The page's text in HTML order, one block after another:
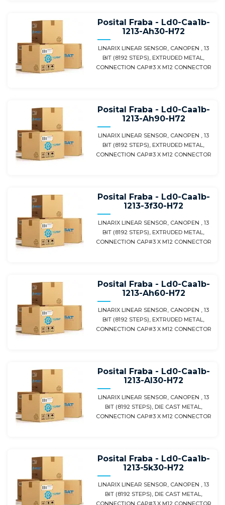
Posital Fraba - Ld0-Caa1b-
1213-Ah30-H72
LINARIX LINEAR SENSOR, CANOPEN , 13
BIT (8192 STEPS), EXTRUDED METAL,
CONNECTION CAP#3 X M12 CONNECTOR
Posital Fraba - Ld0-Caa1b-
1213-Ah90-H72
LINARIX LINEAR SENSOR, CANOPEN , 13
BIT (8192 STEPS), EXTRUDED METAL,
CONNECTION CAP#3 X M12 CONNECTOR
Posital Fraba - Ld0-Caa1b-
1213-3f30-H72
LINARIX LINEAR SENSOR, CANOPEN , 13
BIT (8192 STEPS), EXTRUDED METAL,
CONNECTION CAP#3 X M12 CONNECTOR
Posital Fraba - Ld0-Caa1b-
1213-Ah60-H72
LINARIX LINEAR SENSOR, CANOPEN , 13
BIT (8192 STEPS), EXTRUDED METAL,
CONNECTION CAP#3 X M12 CONNECTOR
Posital Fraba - Ld0-Caa1b-
1213-Al30-H72
LINARIX LINEAR SENSOR, CANOPEN , 13
BIT (8192 STEPS), DIE CAST METAL,
CONNECTION CAP#3 X M12 CONNECTOR
Posital Fraba - Ld0-Caa1b-
1213-5k30-H72
LINARIX LINEAR SENSOR, CANOPEN , 13
BIT (8192 STEPS), DIE CAST METAL,
CONNECTION CAP#3 X M12 CONNECTOR